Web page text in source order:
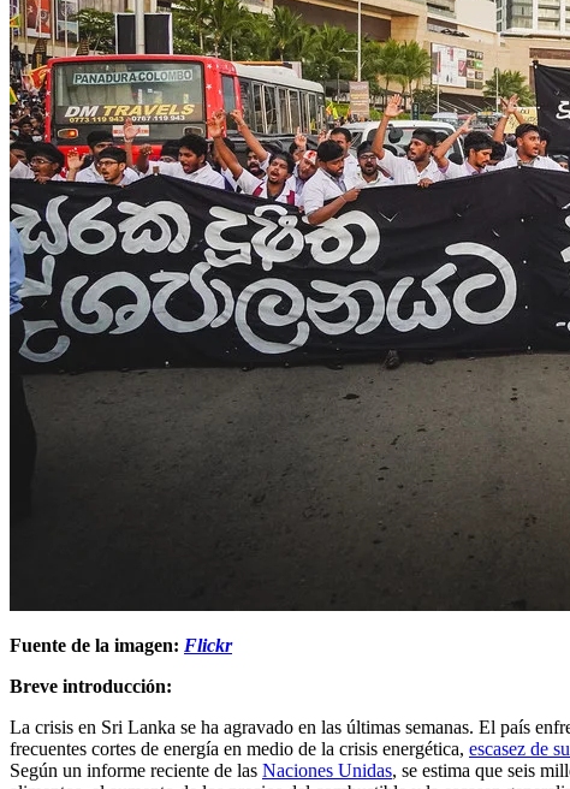
Fuente de la imagen: Flickr
Breve introducción:
La crisis en Sri Lanka se ha agravado en las últimas semanas. El país
frecuentes cortes de energía en medio de la crisis energética, escasez de
Según un informe reciente de las Naciones Unidas, se estima que seis